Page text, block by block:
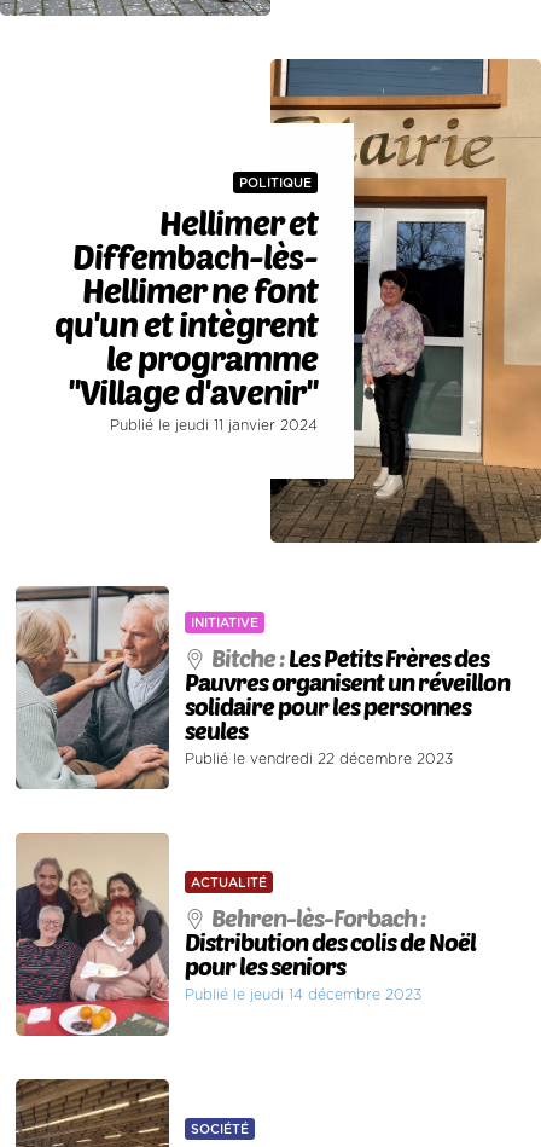
POLITIQUE
Hellimer et
Diffembach-lès-
Hellimer ne font
qu'un et intègrent
le programme
''Village d'avenir''
Publié le jeudi 11 janvier 2024
INITIATIVE
Bitche :Les Petits Frères des
Pauvres organisent un réveillon
solidaire pour les personnes
seules
Publié le vendredi 22 décembre 2023
ACTUALITÉ
Behren-lès-Forbach :
Distribution des colis de Noël
pour les seniors
Publié le jeudi 14 décembre 2023
SOCIÉTÉ